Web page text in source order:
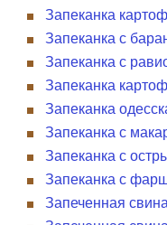
Запеканка
Запеканка с
Запеканка с
Запеканка
Запеканка
Запеканка с
Запеканка с
Запеканка с
Запеченная